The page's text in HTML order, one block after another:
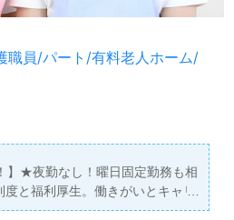
職員/パート/有料老人ホーム/
】★夜勤なし！曜日固定勤務も相
と福利厚生。働きがいとキャリ
職場です！ ★家事や育児と両立